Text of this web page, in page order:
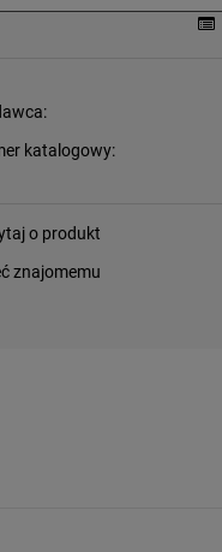
katalogowy:
o produkt
znajomemu